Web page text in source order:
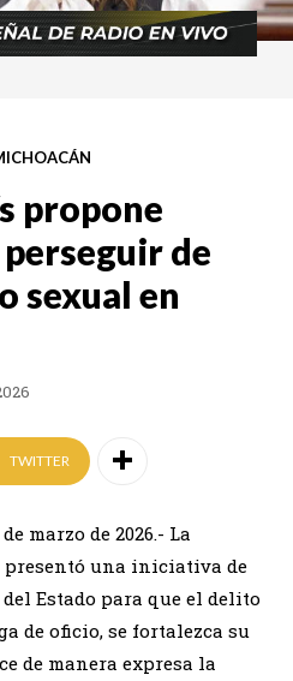
propone
de
sexual en
TWITTER
marzo de 2026.- La
una iniciativa de
Estado para que el delito
de oficio, se fortalezca su
de manera expresa la